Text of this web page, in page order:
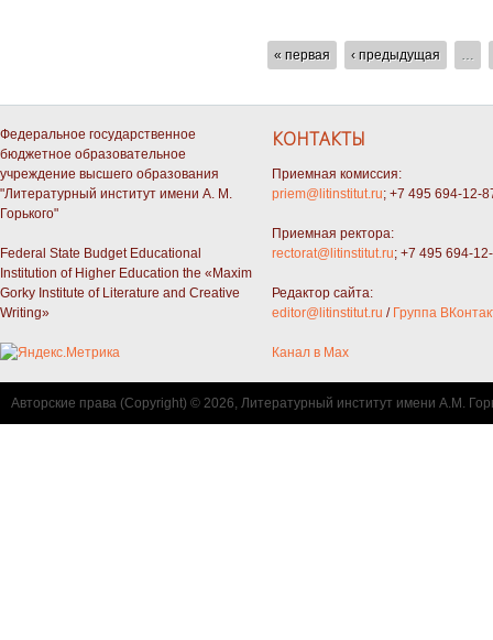
« первая ‹ предыдущая
Федеральное государственное
бюджетное образовательное
учреждение высшего образования
"Литературный институт имени А. М.
Горького"
Federal State Budget Educational
Institution of Higher Education the «Maxim
Gorky Institute of Literature and Creative
Writing»
КОНТАКТЫ
Приемная комиссия:
priem@litinstitut.ru; +7 495 694-12-
Приемная ректора:
rectorat@litinstitut.ru; +7 495 694-
Редактор сайта:
editor@litinstitut.ru / Группа
Канал в Max
Авторские права (Copyright) © 2026, Литературный институт имени А.М.